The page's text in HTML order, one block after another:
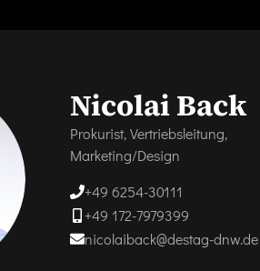
Nicolai Back
Prokurist, Vertriebsleitung,
Marketing/Design
+49 6254-30111
+49 172-7979399
nicolaiback@destag-dnw.de